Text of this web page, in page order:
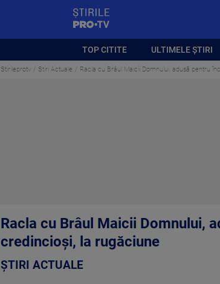
TOP CITITE ULTIMELE ȘTIRI
Stirileprotv Știri Actuale Racla cu Brâul Maicii Domnului, adusă pentru
Racla cu Brâul Maicii Domnului,
credincioși, la rugăciune
ȘTIRI ACTUALE